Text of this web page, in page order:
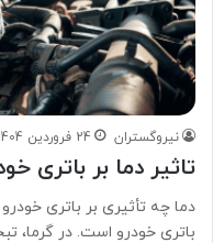
نیروگستران 24 فروردین 1404
تاثیر دما بر باتری
دما چه تأثیری بر باتری
باتری خودرو است. در گرما،